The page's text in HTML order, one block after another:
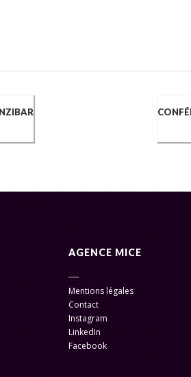
AGENCE MICE
Mentions légales
Contact
Instagram
LinkedIn
Facebook